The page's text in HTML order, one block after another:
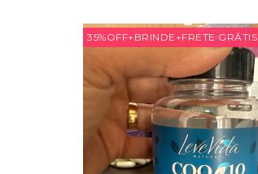
35%OFF+BRINDE+FRETE GRÁTIS